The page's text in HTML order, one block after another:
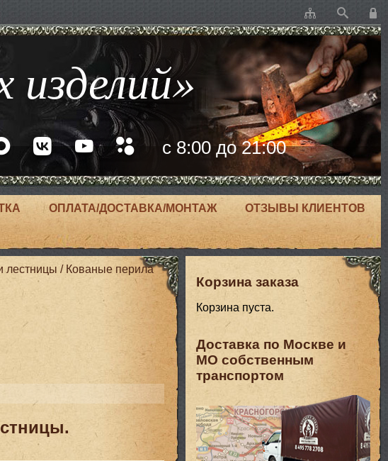
с 8:00 до 21:00
ОПЛАТА/ДОСТАВКА/МОНТАЖ ОТЗЫВЫ КЛИЕНТОВ
лестницы / Кованые перила
Корзина заказа
Корзина пуста.
Доставка по Москве и
МО собственным
транспортом